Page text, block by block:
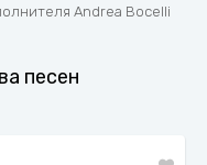
Andrea Bocelli
песен